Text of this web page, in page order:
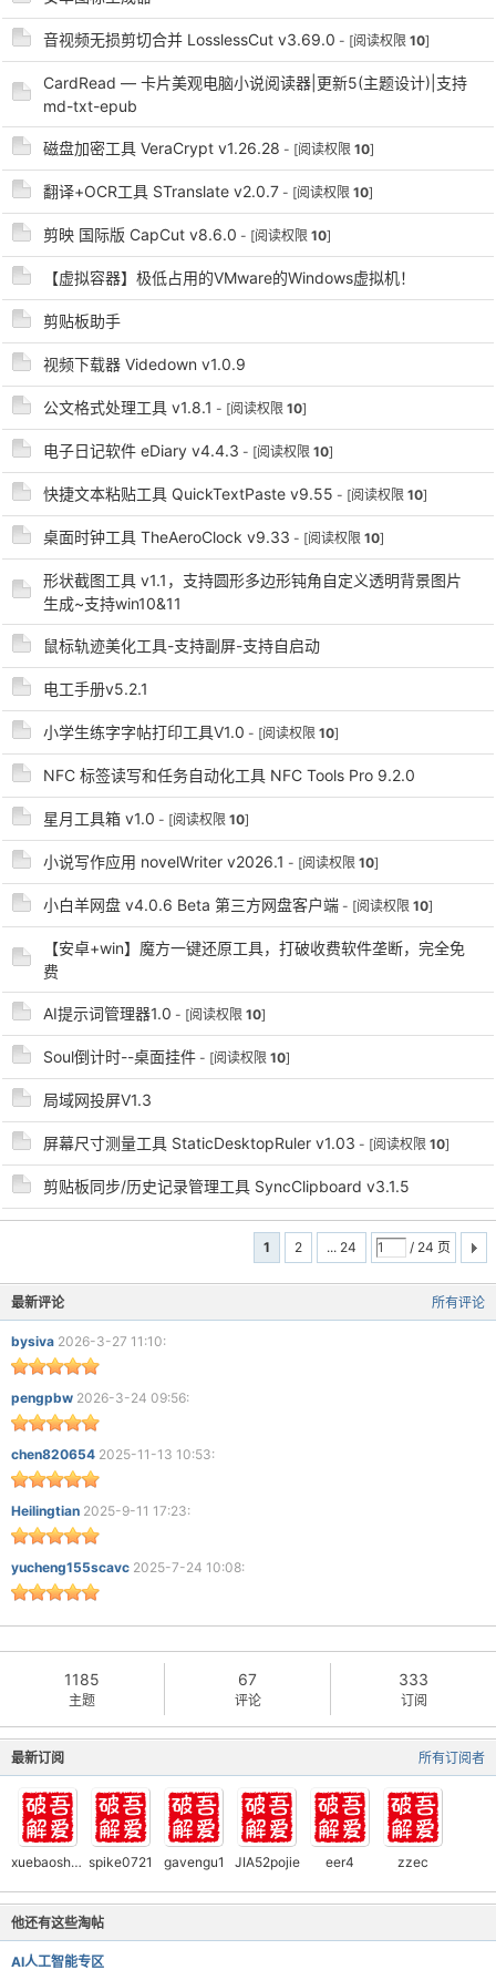
po
jie.
cn
音视频无损剪切合并 LosslessCut v3.69.0 - [阅读权限 10]
CardRead — 卡片美观电脑小说阅读器|更新5(主题设计)|支持
md-txt-epub
磁盘加密工具 VeraCrypt v1.26.28 - [阅读权限 10]
翻译+OCR工具 STranslate v2.0.7 - [阅读权限 10]
剪映 国际版 CapCut v8.6.0 - [阅读权限 10]
【虚拟容器】极低占用的VMware的Windows虚拟机！
剪贴板助手
视频下载器 Videdown v1.0.9
公文格式处理工具 v1.8.1 - [阅读权限 10]
电子日记软件 eDiary v4.4.3 - [阅读权限 10]
快捷文本粘贴工具 QuickTextPaste v9.55 - [阅读权限 10]
桌面时钟工具 TheAeroClock v9.33 - [阅读权限 10]
形状截图工具 v1.1，支持圆形多边形钝角自定义透明背景图片
生成~支持win10&11
鼠标轨迹美化工具-支持副屏-支持自启动
电工手册v5.2.1
小学生练字字帖打印工具V1.0 - [阅读权限 10]
NFC 标签读写和任务自动化工具 NFC Tools Pro 9.2.0
星月工具箱 v1.0 - [阅读权限 10]
小说写作应用 novelWriter v2026.1 - [阅读权限 10]
小白羊网盘 v4.0.6 Beta 第三方网盘客户端 - [阅读权限 10]
【安卓+win】魔方一键还原工具，打破收费软件垄断，完全免
费
AI提示词管理器1.0 - [阅读权限 10]
Soul倒计时--桌面挂件 - [阅读权限 10]
局域网投屏V1.3
屏幕尺寸测量工具 StaticDesktopRuler v1.03 - [阅读权限 10]
剪贴板同步/历史记录管理工具 SyncClipboard v3.1.5
1 2 ... 24 / 24 页
所有评论
最新评论
bysiva 2026-3-27 11:10:
pengpbw 2026-3-24 09:56:
chen820654 2025-11-13 10:53:
Heilingtian 2025-9-11 17:23:
yucheng155scavc 2025-7-24 10:08:
1185
主题
67
评论
333
订阅
所有订阅者
最新订阅
xuebaoshuo spike0721 gavengu1 JIA52pojie eer4 zzec
他还有这些淘帖
AI人工智能专区